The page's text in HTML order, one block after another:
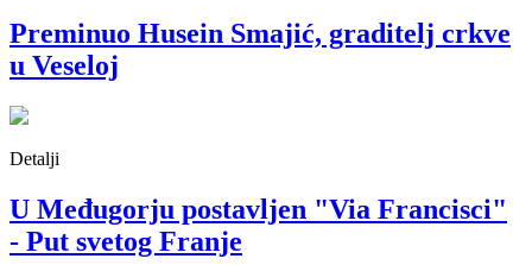
Preminuo Husein Smajić, graditelj crkve
u Veseloj
Detalji
U Međugorju postavljen "Via Francisci"
- Put svetog Franje